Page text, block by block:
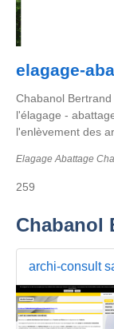
elagage-
Chabanol
l'élagage -
l'enlèvement des
Elagage Abattage
259
Chabanol
archi-consult